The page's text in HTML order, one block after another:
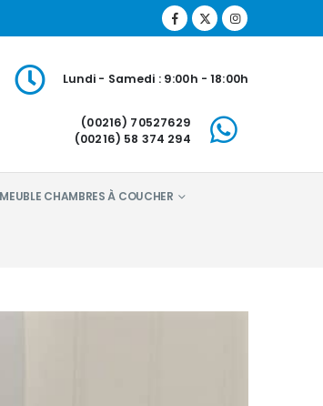
Lundi - Samedi : 9:00h - 18:00h
(00216) 70527629
(00216) 58 374 294
MEUBLE CHAMBRES À COUCHER